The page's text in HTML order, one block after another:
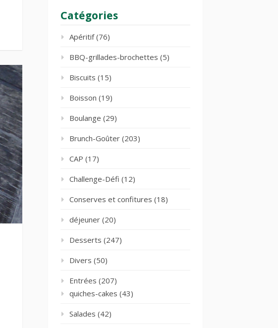
Catégories
Apéritif(76)
BBQ-grillades-brochettes (5)
Biscuits (15)
Boisson (19)
Boulange (29)
Brunch-Goûter (203)
CAP (17)
Challenge-Défi (12)
Conserves et confitures (18)
déjeuner (20)
Desserts (247)
Divers (50)
Entrées (207)
quiches-cakes (43)
Salades (42)